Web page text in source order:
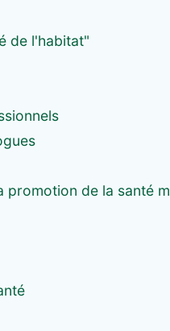
de l'habitat"
de la santé